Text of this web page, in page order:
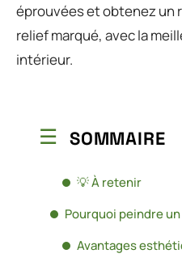
éprouvées et obtenez un
relief marqué, avec la
intérieur.
SOMMAIRE
💡 À retenir
Pourquoi peindre
Avantages